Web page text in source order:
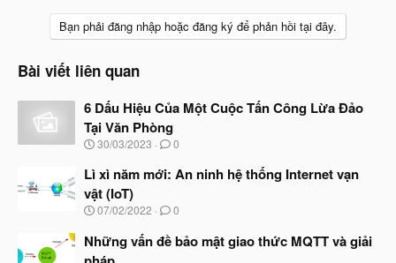
Bạn phải đăng nhập hoặc đăng ký để phản hồi tại đây.
Bài viết liên quan
6 Dấu Hiệu Của Một Cuộc Tấn Công Lừa Đảo
Tại Văn Phòng
N
à
b
ắ
đ
ầ
30/03/2023 0
Lì xì năm mới: An ninh hệ thống Internet vạn
vật (IoT)
N
à
y
07/02/2022 0
Những vấn đề bảo mật giao thức MQTT và giải